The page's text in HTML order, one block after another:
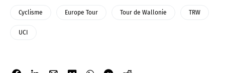
Cyclisme Europe Tour Tour de Wallonie TRW
UCI